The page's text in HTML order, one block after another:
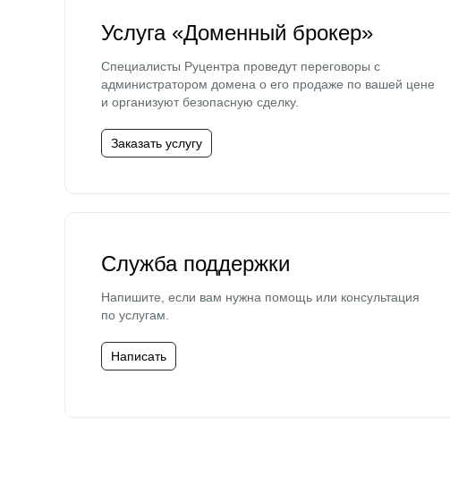
Услуга «Доменный брокер»
Специалисты Руцентра проведут переговоры с
администратором домена о его продаже по вашей цене
и организуют безопасную сделку.
Заказать услугу
Служба поддержки
Напишите, если вам нужна помощь или консультация
по услугам.
Написать